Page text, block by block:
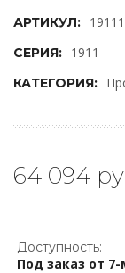
АРТИКУЛ:
СЕРИЯ: 1911
КАТЕГОРИЯ:
64 094
Доступность:
Под заказ от